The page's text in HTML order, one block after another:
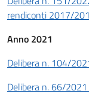
rendiconti 2017/
Anno 2021
Delibera n. 104/
Delibera n. 66/